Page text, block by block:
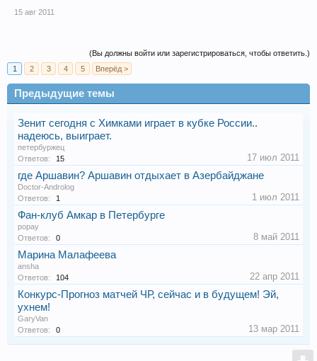
15 авг 2011
(Вы должны войти или зарегистрироваться, чтобы ответить.)
1
2 3 4 5 Вперёд >
Предыдущие темы
Зенит сегодня с Химками играет в кубке России..
надеюсь, выиграет.
петербуржец
Ответов:
15 17 июл 2011
где Аршавин? Аршавин отдыхает в Азербайджане
Doctor-Androlog
Ответов:
1 1 июл 2011
Фан-клуб Амкар в Петербурге
popay
Ответов:
0 8 май 2011
Марина Малафеева
ansha
Ответов:
104 22 апр 2011
Конкурс-Прогноз матчей ЧР, сейчас и в будущем! Эй,
ухнем!
GaryVan
Ответов:
0 13 мар 2011